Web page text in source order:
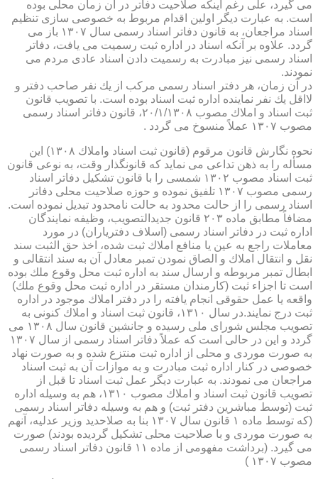
می گیرد، علی رغم اینكه صلاحیت دفاتر در آن زمان محلی بوده
است. به عبارت دیگر اولین اقدام مربوط به خصوصی سازی تنظیم
اسناد مراجعان، به قانون دفاتر اسناد رسمی سال ۱۳۰۷ باز می
گردد. علاوه بر آنكه اسناد در اداره ثبت رسمیت می یافت، دفاتر
اسناد رسمی نیز مبادرت به رسمیت دادن اسناد عادی مردم می
نمودند.
در آن زمان، هر دفتر اسناد رسمی مركب از یك نفر صاحب دفتر و
لااقل یك نفر نماینده اداره ثبت اسناد بوده است. با تصویب قانون
ثبت اسناد و املاك مصوب ۲۰/۱/۱۳۰۸، قانون دفاتر اسناد رسمی
مصوب ۱۳۰۷ عملاً منسوخ می گردد .
نحوه نگارش قانون مرقوم (قانون ثبت اسناد واملاك ۱۳۰۸) این
مسأله را به ذهن تداعی می نماید كه قانونگذار وقت، به نوعی قانون
ثبت اسناد مصوب ۱۳۰۲ شمسی را با قانون تشكیل دفاتر اسناد
رسمی مصوب ۱۳۰۷ تلفیق نموده و حوزه صلاحیت محلی دفاتر
اسناد رسمی را از حالت محدود به حالت نامحدود تبدیل نموده است.
مضافاً مطابق ماده ۲۰۳ قانون جدیدالتصویب، وظیفه نمایندگان
اداره ثبت در دفاتر اسناد رسمی (اسلاف دفتریاران) در مورد
معاملات راجع به عین یا منافع املاك ثبت شده، اخذ حق الثبت سند
نقل و انتقال املاك و الصاق نمودن تمبر معادل آن به سند انتقالی و
ابطال تمبر مربوطه و ارسال سند به اداره ثبت محل وقوع ملك بوده
است تا اجزاء ثبت (كارمندان مستقر در اداره ثبت محل وقوع ملك)
واقعه یا عمل حقوقی انجام یافته را در دفتر املاك موجود در اداره
ثبت درج نمایند.در سال ۱۳۱۰، قانون ثبت اسناد و املاك كنونی به
تصویب مجلس شورای ملی رسیده و جانشین قانون سال ۱۳۰۸ می
گردد و این در حالی است كه عملاً دفاتر اسناد رسمی از سال ۱۳۰۷
به صورت موردی و محلی از اداره ثبت منتزع شده و به صورت نهاد
خصوصی در كنار اداره ثبت مبادرت و به موازات آن به ثبت اسناد
مراجعان می نمودند. به عبارت دیگر عمل ثبت اسناد تا قبل از
تصویب قانون ثبت اسناد و املاك مصوب ۱۳۱۰، هم به وسیله اداره
ثبت (توسط مباشرین دفتر ثبت) و هم به وسیله دفاتر اسناد رسمی
(كه توسط ماده ۱ قانون سال ۱۳۰۷ بنا به صلاحدید وزیر عدلیه، آنهم
به صورت موردی و با صلاحیت محلی تشكیل گردیده بودند) صورت
می گیرد. (برداشت مفهومی از ماده ۱۱ قانون دفاتر اسناد رسمی
مصوب ۱۳۰۷ )